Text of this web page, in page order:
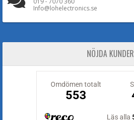
Info@lohelectronics.se
NÖJDA KUNDER